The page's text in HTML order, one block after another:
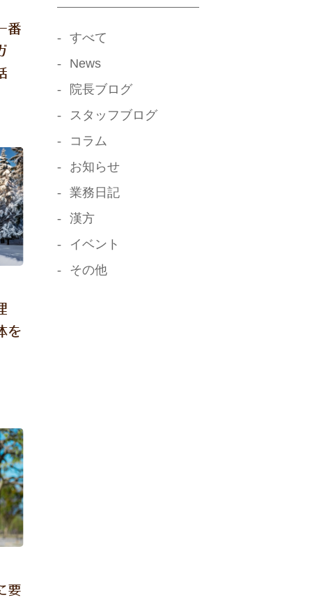
番
を
要
すべて
News
院長ブログ
スタッフブログ
コラム
お知らせ
業務日記
漢方
イベント
その他